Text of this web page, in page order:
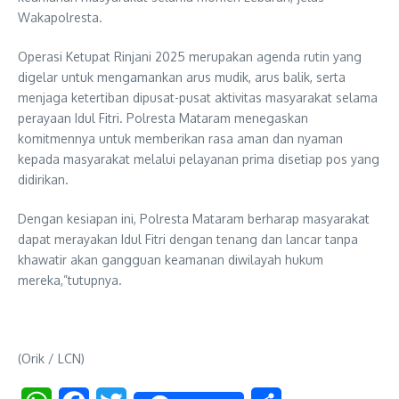
Wakapolresta.
Operasi Ketupat Rinjani 2025 merupakan agenda rutin yang
digelar untuk mengamankan arus mudik, arus balik, serta
menjaga ketertiban dipusat-pusat aktivitas masyarakat selama
perayaan Idul Fitri. Polresta Mataram menegaskan
komitmennya untuk memberikan rasa aman dan nyaman
kepada masyarakat melalui pelayanan prima disetiap pos yang
didirikan.
Dengan kesiapan ini, Polresta Mataram berharap masyarakat
dapat merayakan Idul Fitri dengan tenang dan lancar tanpa
khawatir akan gangguan keamanan diwilayah hukum
mereka,”tutupnya.
(Orik / LCN)